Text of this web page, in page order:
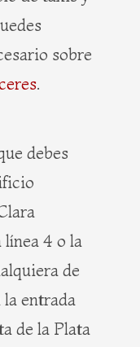
sobre
.
debes
4 o la
de
la entrada
de la Plata